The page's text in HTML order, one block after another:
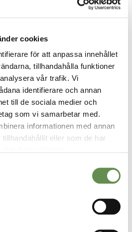
cookies
för att anpassa innehållet
tillhandahålla funktioner
vår trafik. Vi
identifierare och annan
till de sociala medier och
som vi samarbetar med.
informationen med annan
eller som de har
– Vi ser möjligheter i alla
& projektledning